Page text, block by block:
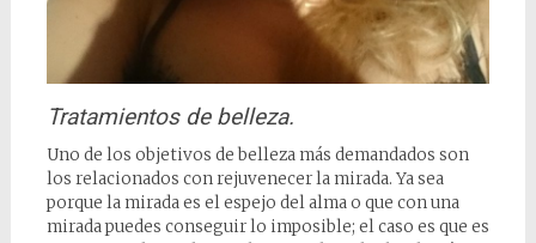
Tratamientos de belleza.
Uno de los objetivos de belleza más demandados son
los relacionados con rejuvenecer la mirada. Ya sea
porque la mirada es el espejo del alma o que con una
mirada puedes conseguir lo imposible; el caso es que es